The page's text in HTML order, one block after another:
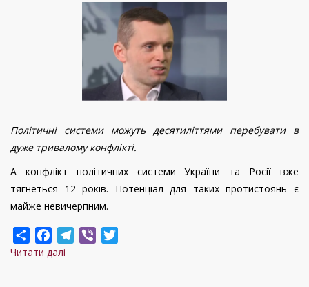
Політичні системи можуть десятиліттями перебувати в
дуже тривалому конфлікті.
А конфлікт політичних системи України та Росії вже
тягнеться 12 років. Потенціал для таких протистоянь є
майже невичерпним.
ShareFacebookTelegram
Viber
Читати далі